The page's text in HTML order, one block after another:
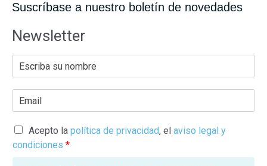
Suscríbase a nuestro boletín de novedades
Newsletter
c
a
u
o
m
a
Acepto la política de privacidad, el aviso legal y
condiciones *